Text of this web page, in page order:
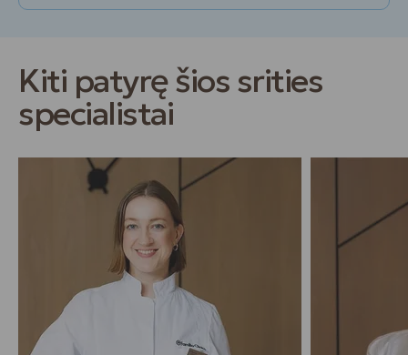
Kiti patyrę šios srities
specialistai